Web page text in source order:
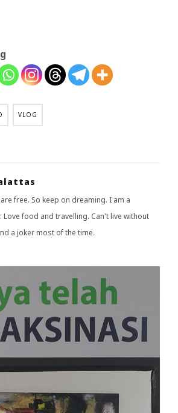
VLOG
free. So keep on dreaming. I am a
Love food and travelling. Can't live without
a joker most of the time.